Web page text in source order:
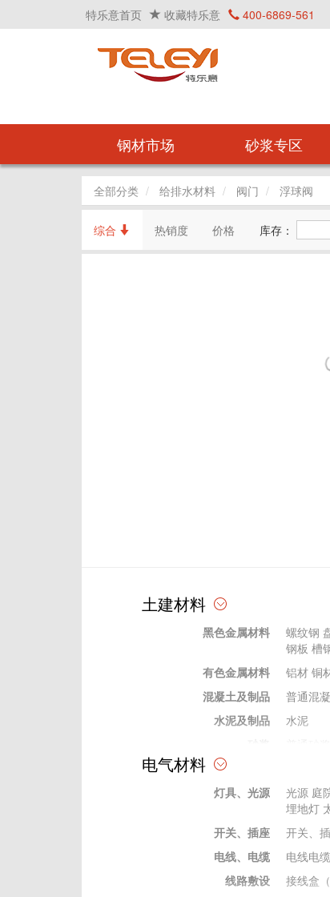
特乐意首页 收藏特乐意 400-6869-561
钢材市场 砂浆专区
全部分类 给排水材料 阀门 浮球阀
综合 热销度 价格 库存：
土建材料
黑色金属材料 螺纹钢
钢板 槽
有色金属材料
铝材 铜
混凝土及制品
普通混
水泥及制品
水泥
砖、瓦、石、砂、灰
防水材料
防水卷材
保温墙板
防腐材料
防腐剂
掺合料
矿粉 灰
外加剂及修补剂
界面剂
电气材料
灯具、光源 光源 庭
埋地灯
开关、插座
开关、
电线、电缆
电线电
线路敷设
接线盒（